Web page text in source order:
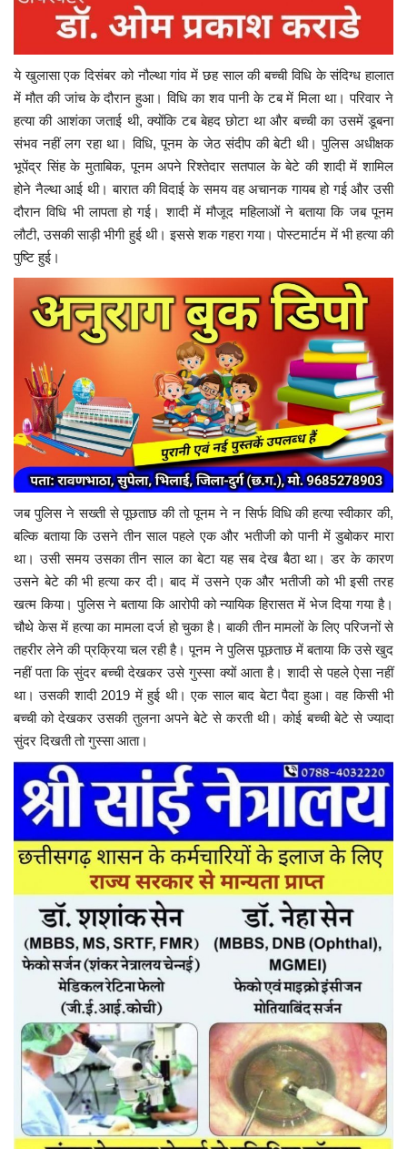
ये खुलासा एक दिसंबर को नौल्था गांव में छह साल की बच्ची विधि के संदिग्ध हालात
में मौत की जांच के दौरान हुआ। विधि का शव पानी के टब में मिला था। परिवार ने
हत्या की आशंका जताई थी, क्योंकि टब बेहद छोटा था और बच्ची का उसमें डूबना
संभव नहीं लग रहा था। विधि, पूनम के जेठ संदीप की बेटी थी। पुलिस अधीक्षक
भूपेंद्र सिंह के मुताबिक, पूनम अपने रिश्तेदार सतपाल के बेटे की शादी में शामिल
होने नैल्था आई थी। बारात की विदाई के समय वह अचानक गायब हो गई और उसी
दौरान विधि भी लापता हो गई। शादी में मौजूद महिलाओं ने बताया कि जब पूनम
लौटी, उसकी साड़ी भीगी हुई थी। इससे शक गहरा गया। पोस्टमार्टम में भी हत्या की
पुष्टि हुई।
जब पुलिस ने सख्ती से पूछताछ की तो पूनम ने न सिर्फ विधि की हत्या स्वीकार की,
बल्कि बताया कि उसने तीन साल पहले एक और भतीजी को पानी में डुबोकर मारा
था। उसी समय उसका तीन साल का बेटा यह सब देख बैठा था। डर के कारण
उसने बेटे की भी हत्या कर दी। बाद में उसने एक और भतीजी को भी इसी तरह
खत्म किया। पुलिस ने बताया कि आरोपी को न्यायिक हिरासत में भेज दिया गया है।
चौथे केस में हत्या का मामला दर्ज हो चुका है। बाकी तीन मामलों के लिए परिजनों से
तहरीर लेने की प्रक्रिया चल रही है।पूनम ने पुलिस पूछताछ में बताया कि उसे खुद
नहीं पता कि सुंदर बच्ची देखकर उसे गुस्सा क्यों आता है। शादी से पहले ऐसा नहीं
था। उसकी शादी 2019 में हुई थी। एक साल बाद बेटा पैदा हुआ। वह किसी भी
बच्ची को देखकर उसकी तुलना अपने बेटे से करती थी। कोई बच्ची बेटे से ज्यादा
सुंदर दिखती तो गुस्सा आता।